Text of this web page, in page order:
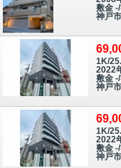
敷金
神戸
1K/
2022
敷金
神戸
1K/
2022
敷金
神戸